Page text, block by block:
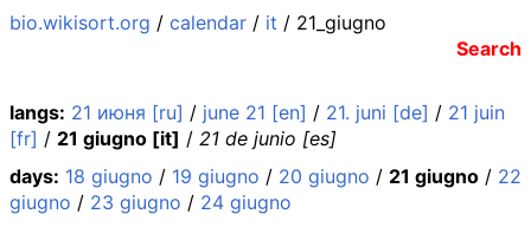
bio.wikisort.org / calendar / it / 21_giugno
Search
langs: 21 июня [ru] / june 21 [en] / 21. juni [de] / 21 juin
[fr] / 21 giugno [it] / 21 de junio [es]
days: 18 giugno / 19 giugno / 20 giugno / 21 giugno / 22
giugno / 23 giugno / 24 giugno